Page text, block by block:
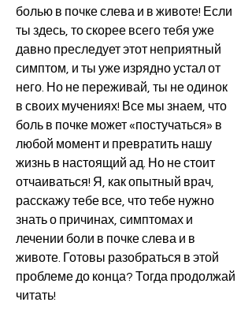
болью в почке слева и в животе! Если
ты здесь, то скорее всего тебя уже
давно преследует этот неприятный
симптом, и ты уже изрядно устал от
него. Но не переживай, ты не одинок
в своих мучениях! Все мы знаем, что
боль в почке может «постучаться» в
любой момент и превратить нашу
жизнь в настоящий ад. Но не стоит
отчаиваться! Я, как опытный врач,
расскажу тебе все, что тебе нужно
знать о причинах, симптомах и
лечении боли в почке слева и в
животе. Готовы разобраться в этой
проблеме до конца? Тогда продолжай
читать!